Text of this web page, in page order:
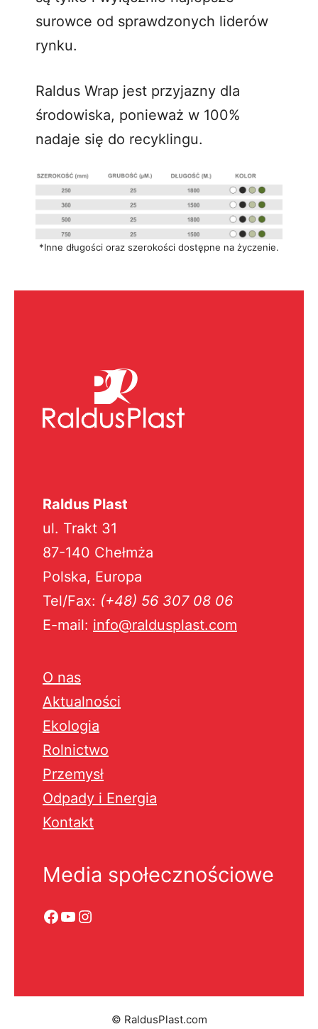
surowce od sprawdzonych liderów
rynku.
Raldus Wrap jest przyjazny dla
środowiska, ponieważ w 100%
nadaje się do recyklingu.
*Inne długości oraz szerokości dostępne na życzenie.
Raldus Plast
ul. Trakt 31
87-140 Chełmża
Polska, Europa
Tel/Fax: (+48) 56 307 08 06
E-mail: info@raldusplast.com
O nas
Aktualności
Ekologia
Rolnictwo
Przemysł
Odpady i Energia
Kontakt
Media społecznościowe
Facebook
YouTube
Instagram
© RaldusPlast.com